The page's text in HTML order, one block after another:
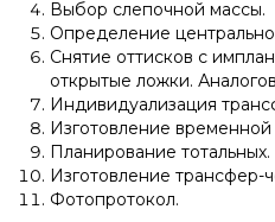
Выбор слепочной массы.
Определение
Снятие оттисков с
открытые ложки.
Индивидуализация
Изготовление
Планирование тотальных.
Изготовление трансфер-
Фотопротокол.